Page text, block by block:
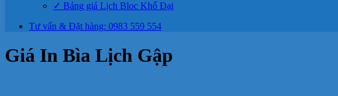
✓ Bảng giá Lịch Bloc Khổ Đại
Tư vấn & Đặt hàng: 0983 559 554
Giá In Bìa Lịch Gập